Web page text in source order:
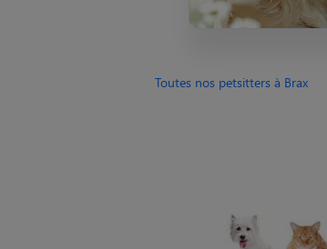
Toutes nos petsitters à Brax